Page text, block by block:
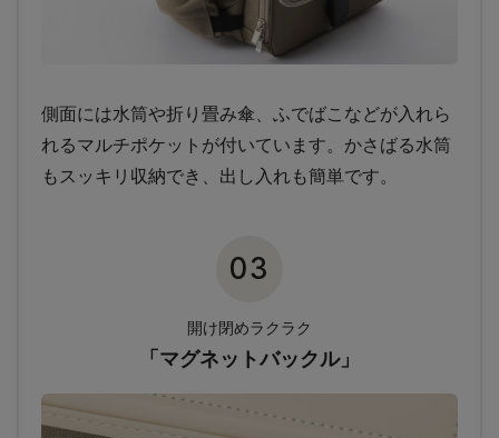
側面には水筒や折り畳み傘、ふでばこなどが入れら
れるマルチポケットが付いています。かさばる水筒
もスッキリ収納でき、出し入れも簡単です。
03
開け閉めラクラク
「マグネットバックル」